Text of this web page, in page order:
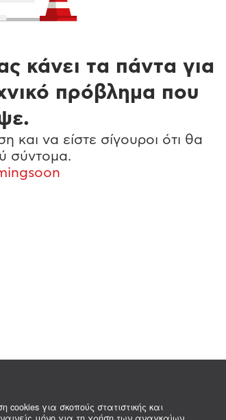
cookies για σκοπούς στατιστικής και
κάνει τα πάντα για
πρόβλημα που
να είστε σίγουροι ότι θα
σύντομα.